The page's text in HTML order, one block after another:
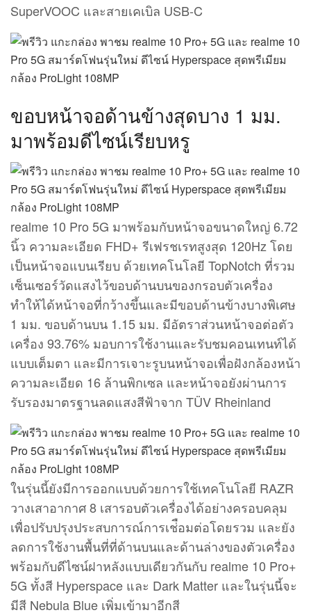
SuperVOOC และสายเคเบิล USB-C
ขอบหน้าจอด้านข้างสุดบาง 1 มม.
มาพร้อมดีไซน์เรียบหรู
realme 10 Pro 5G มาพร้อมกับหน้าจอขนาดใหญ่ 6.72
นิ้ว ความละเอียด FHD+ รีเฟรชเรทสูงสุด 120Hz โดย
เป็นหน้าจอแบนเรียบ ด้วยเทคโนโลยี TopNotch ที่รวม
เซ็นเซอร์วัดแสงไว้ขอบด้านบนของกรอบตัวเครื่อง
ทำให้ได้หน้าจอที่กว้างขึ้นและมีขอบด้านข้างบางพิเศษ
1 มม. ขอบด้านบน 1.15 มม. มีอัตราส่วนหน้าจอต่อตัว
เครื่อง 93.76% มอบการใช้งานและรับชมคอนเทนท์ได้
แบบเต็มตา และมีการเจาะรูบนหน้าจอเพื่อฝังกล้องหน้า
ความละเอียด 16 ล้านพิกเซล และหน้าจอยังผ่านการ
รับรองมาตรฐานลดแสงสีฟ้าจาก TÜV Rheinland
ในรุ่นนี้ยังมีการออกแบบด้วยการใช้เทคโนโลยี RAZR
วางเสาอากาศ 8 เสารอบตัวเครื่องได้อย่างครอบคลุม
เพื่อปรับปรุงประสบการณ์การเช่ือมต่อโดยรวม และยัง
ลดการใช้งานพื้นที่ที่ด้านบนและด้านล่างของตัวเครื่อง
พร้อมกับดีไซน์ฝาหลังแบบเดียวกันกับ realme 10 Pro+
5G ทั้งสี Hyperspace และ Dark Matter และในรุ่นนี้จะ
มีสี Nebula Blue เพิ่มเข้ามาอีกสี